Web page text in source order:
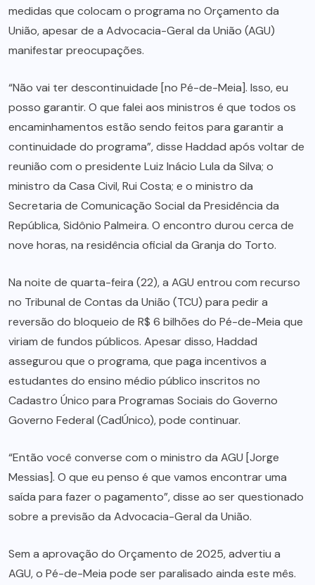
medidas que colocam o programa no Orçamento da
União, apesar de a Advocacia-Geral da União (AGU)
manifestar preocupações.
“Não vai ter descontinuidade [no Pé-de-Meia]. Isso, eu
posso garantir. O que falei aos ministros é que todos os
encaminhamentos estão sendo feitos para garantir a
continuidade do programa”, disse Haddad após voltar de
reunião com o presidente Luiz Inácio Lula da Silva; o
ministro da Casa Civil, Rui Costa; e o ministro da
Secretaria de Comunicação Social da Presidência da
República, Sidônio Palmeira. O encontro durou cerca de
nove horas, na residência oficial da Granja do Torto.
Na noite de quarta-feira (22), a AGU entrou com recurso
no Tribunal de Contas da União (TCU) para pedir a
reversão do bloqueio de R$ 6 bilhões do Pé-de-Meia que
viriam de fundos públicos. Apesar disso, Haddad
assegurou que o programa, que paga incentivos a
estudantes do ensino médio público inscritos no
Cadastro Único para Programas Sociais do Governo
Governo Federal (CadÚnico), pode continuar.
“Então você converse com o ministro da AGU [Jorge
Messias]. O que eu penso é que vamos encontrar uma
saída para fazer o pagamento”, disse ao ser questionado
sobre a previsão da Advocacia-Geral da União.
Sem a aprovação do Orçamento de 2025, advertiu a
AGU, o Pé-de-Meia pode ser paralisado ainda este mês.